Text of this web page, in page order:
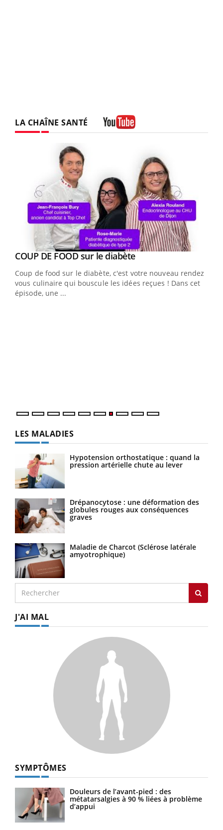
LA CHAÎNE SANTÉ
Youtube
COUP DE FOOD sur le diabèteYoutube
Coup de food sur le diabète, c'est votre nouveau rendez-
vous culinaire qui bouscule les idées reçues ! Dans cet
épisode, une ...
Youtube
Quand l’entreprise mise sur le bien être global
"Les rendez-vous de la santé et de la qualité de vie au
travail" de Pourquoi Docteur reçoivent Régis Blugeon,
DRH et directeur ...
LES MALADIES
Hypotension orthostatique : quand la
pression artérielle chute au lever
Drépanocytose : une déformation des
globules rouges aux conséquences
graves
Maladie de Charcot (Sclérose latérale
amyotrophique)
J'AI MAL
SYMPTÔMES
Douleurs de l’avant-pied : des
métatarsalgies à 90 % liées à problème
d’appui